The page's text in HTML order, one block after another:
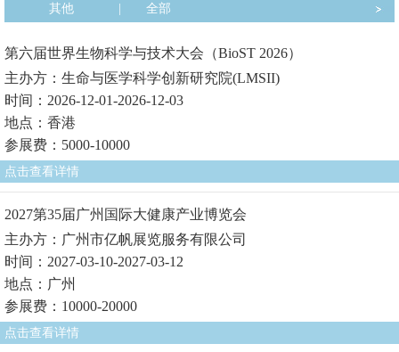
其他
全部
第六届世界生物科学与技术大会（BioST 2026）
主办方：生命与医学科学创新研究院(LMSII)
时间：2026-12-01-2026-12-03
地点：香港
参展费：5000-10000
点击查看详情
2027第35届广州国际大健康产业博览会
主办方：广州市亿帆展览服务有限公司
时间：2027-03-10-2027-03-12
地点：广州
参展费：10000-20000
点击查看详情